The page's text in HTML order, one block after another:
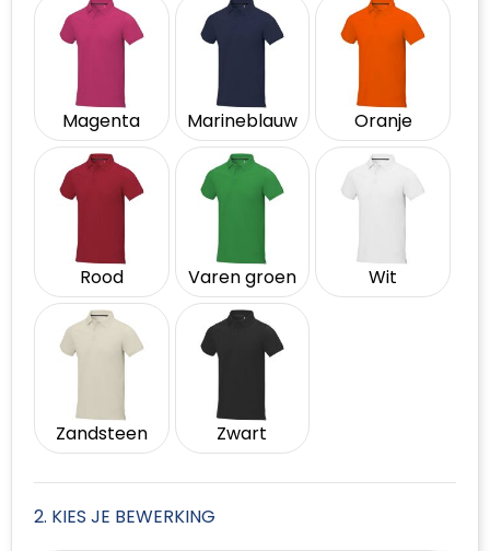
Magenta Marineblauw Oranje
Rood Varen groen Wit
Zandsteen Zwart
2. KIES JE BEWERKING